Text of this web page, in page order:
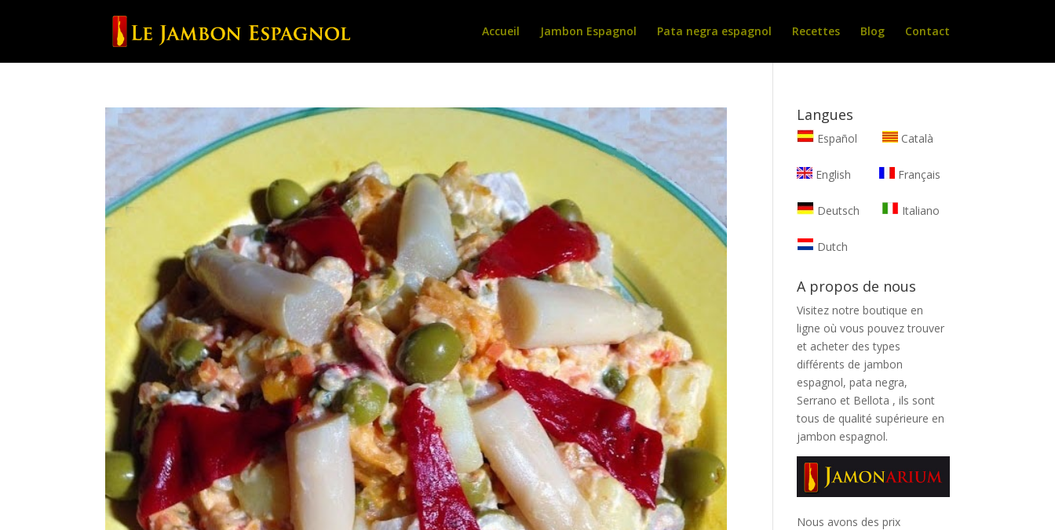
Accueil Jambon Espagnol Pata negra espagnol Recettes Blog Contact
Langues
Español Català
English Français
Deutsch Italiano
Dutch
A propos de nous
Visitez notre boutique en
ligne où vous pouvez trouver
et acheter des types
différents de jambon
espagnol, pata negra,
Serrano et Bellota , ils sont
tous de qualité supérieure en
jambon espagnol.
Nous avons des prix